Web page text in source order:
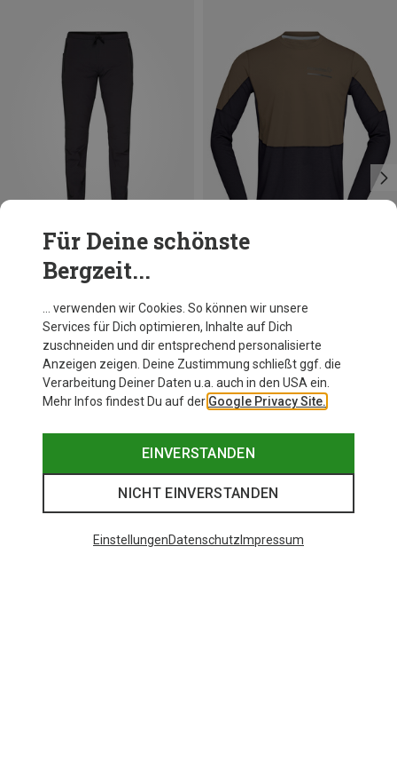
Herren Senja Flex1 Trackster Hose
218,95 €
M XL
Norrona
148,95 €
Für Deine schönste
Bergzeit...
… verwenden wir Cookies. So können wir unsere
Services für Dich optimieren, Inhalte auf Dich
zuschneiden und dir entsprechend personalisierte
Anzeigen zeigen. Deine Zustimmung schließt ggf. die
Verarbeitung Deiner Daten u.a. auch in den USA ein.
Mehr Infos findest Du auf der Google Privacy Site.
EINVERSTANDEN
NICHT EINVERSTANDEN
EinstellungenDatenschutz Impressum